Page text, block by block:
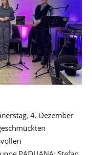
4. Dezember